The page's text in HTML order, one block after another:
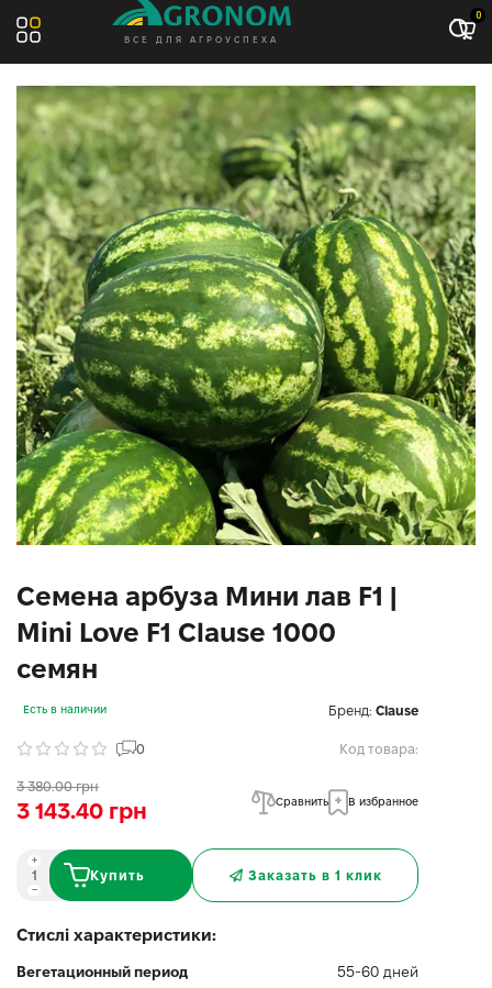
ВСЕ ДЛЯ АГРОУСПЕХА
0
Семена арбуза Мини лав F1 |
Mini Love F1 Clause 1000
семян
Есть в наличии Бренд: Clause
0 Код товара:
3 380.00 грн
3 143.40 грн Сравнить В избранное
Купить Заказать в 1 клик
Стислі характеристики:
Вегетационный период
55-60 дней